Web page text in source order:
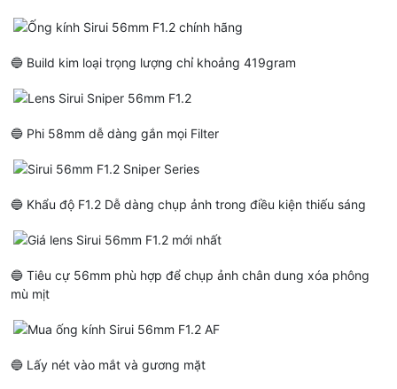
🔵 Build kim loại trọng lượng chỉ khoảng 419gram
🔵 Phi 58mm dễ dàng gắn mọi Filter
🔵 Khẩu độ F1.2 Dễ dàng chụp ảnh trong điều kiện thiếu sáng
🔵 Tiêu cự 56mm phù hợp để chụp ảnh chân dung xóa phông
mù mịt
🔵 Lấy nét vào mắt và gương mặt